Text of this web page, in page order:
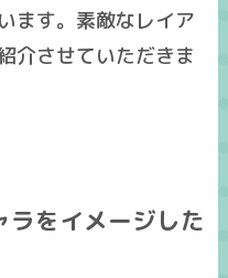
ます。素敵なレイア
介させていただきま
をイメージした